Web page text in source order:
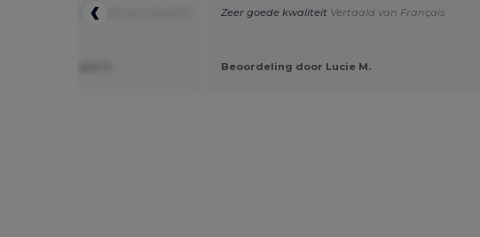
Vertaald van Español
Zeer goede kwaliteit Vertaald van Français
Beoordeling door Lucie M.